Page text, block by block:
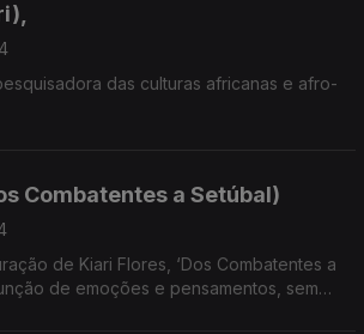
das culturas africanas e afro-
Combatentes a Setúbal)
de Kiari Flores, ‘Dos Combatentes a
de emoções e pensamentos, sem